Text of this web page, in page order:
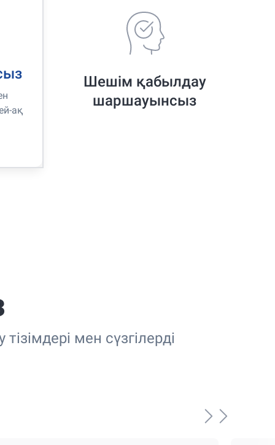
ақ
Шешім қабылдау
шаршауынсыз
мен сүзгілерді